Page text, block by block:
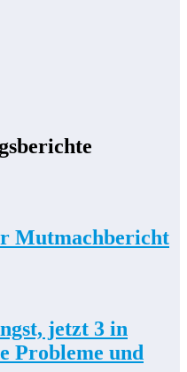
Mutmachbericht
jetzt 3 in
Probleme und